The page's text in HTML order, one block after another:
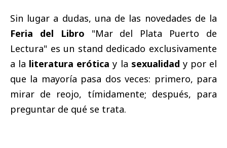
Sin lugar a dudas, una de las novedades de la
Feria del Libro "Mar del Plata Puerto de
Lectura" es un stand dedicado exclusivamente
a la literatura erótica y la sexualidad y por el
que la mayoría pasa dos veces: primero, para
mirar de reojo, tímidamente; después, para
preguntar de qué se trata.